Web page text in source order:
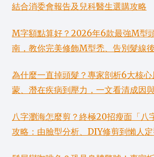
結合消委會報告及兒科醫生選購攻略
M字額點算好？2026年6款最強M型
南，教你完美修飾M型禿、告別髮線
為什麼一直掉頭髮？專家剖析6大核
蒙、潛在疾病到壓力，一文看清成因
八字瀏海怎麼剪？終極20招瘦面「八
攻略：由臉型分析、DIY修剪到懶人